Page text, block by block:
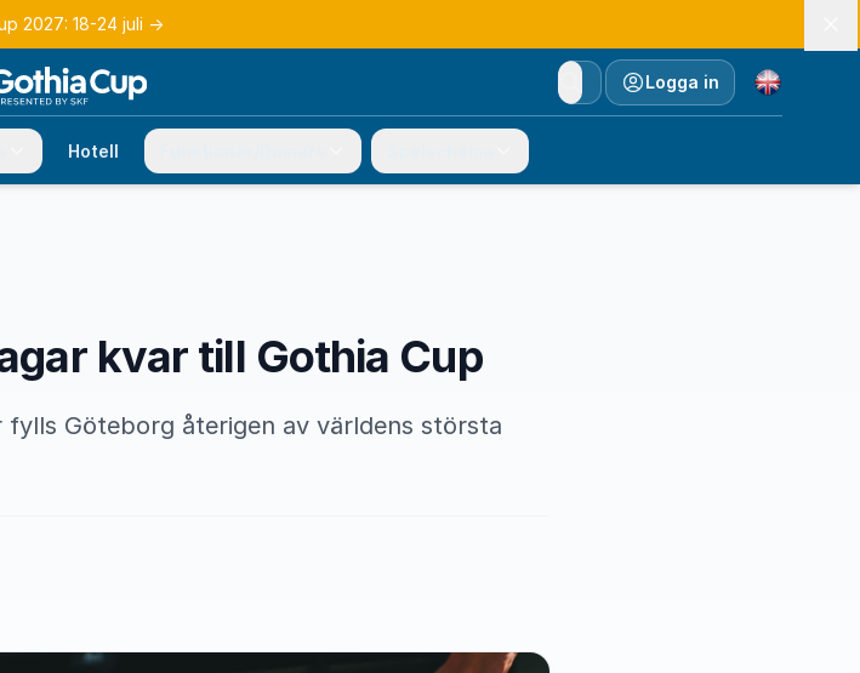
2027: 18-24 juli →
Logga in
Currency
Hotell
kvar till Gothia Cup
Göteborg återigen av världens största